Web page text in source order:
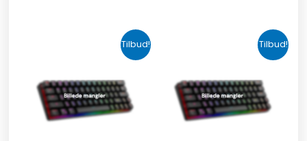
Tilbud!
oprindelige
pris
var:
kr. 2.190,00.
Den
aktuelle
pris
er:
kr. 1.465,00.
Tilbud!
oprindelige
pris
var:
kr. 599,00.
aktuelle
pris
er:
kr. 399,00.